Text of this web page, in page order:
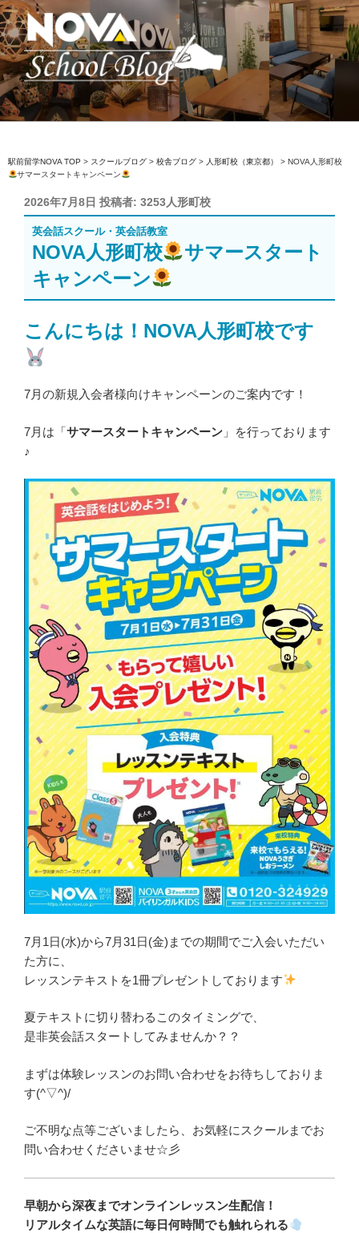
コ
ン
テ
ン
ツ
へ
ス
ッ
プ
駅前留学NOVA【公式】スクールブロ
英会話スクール・英会話教室
駅前留学NOVA TOP > スクールブログ > 校舎ブログ > 人形町校（東京都） > NOVA人形町校
サマースタートキャンペーン
投
稿
日:
2026年7月8日 投稿者: 3253人形町校
英会話スクール・英会話教室
NOVA人形町校
サマースタート
キャンペーン
こんにちは！NOVA人形町校です
7月の新規入会者様向けキャンペーンのご案内です！
7月は「サマースタートキャンペーン 」を行っております
♪
7月1日(水)から7月31日(金)までの期間でご入会いただい
た方に、
レッスンテキストを1冊プレゼントしております
夏テキストに切り替わるこのタイミングで、
是非英会話スタートしてみませんか？？
まずは体験レッスンのお問い合わせをお待ちしておりま
す(^▽^)/
ご不明な点等ございましたら、お気軽にスクールまでお
問い合わせくださいませ☆彡
早朝から深夜までオンラインレッスン生配信！
リアルタイムな英語に毎日何時間でも触れられる